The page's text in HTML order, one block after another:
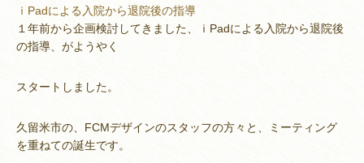
ｉPadによる入院から退院後の指導
１年前から企画検討してきました、ｉPadによる入院から退院後
の指導、がようやく
スタートしました。
久留米市の、FCMデザインのスタッフの方々と、ミーティング
を重ねての誕生です。